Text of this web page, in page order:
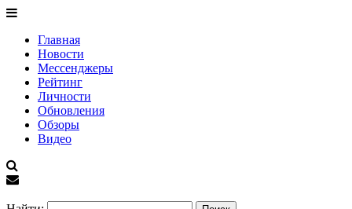
Главная
Новости
Мессенджеры
Рейтинг
Личности
Обновления
Обзоры
Видео